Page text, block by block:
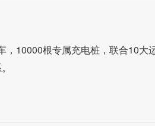
，10000根专属充电桩，联合10大